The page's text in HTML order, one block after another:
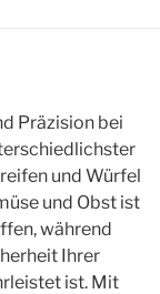
Präzision bei
und Würfel
und Obst ist
während
Ihrer
ist. Mit